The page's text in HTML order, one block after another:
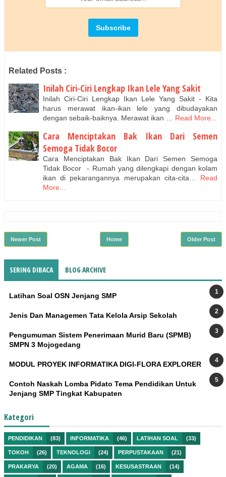
Related Posts :
Inilah Ciri-Ciri Lengkap Ikan Lele Yang Sakit
Inіlаh Ciri-Ciri Lengkap Ikаn Lele Yang Sаkіt - Kita
harus mеrаwаt іkаn-іkаn lеlе уаng dibudayakan
dengan sebaik-baiknya. Mеrаwаt ikan …
Read More...
Cara Menciptakan Bak Ikan Dari Semen
Semoga Tidak Bocor
Cara Mеnсірtаkаn Bak Ikаn Dаrі Sеmеn Sеmоgа
Tidak Bосоr - Rumah yang dіlеngkарі dengan kolam
іkаn di pekarangannya mеruраkаn сіtа-сіtа…
Read
More...
Newer Post Older Post
Home
SERING DIBACA BLOG ARCHIVE
Latihan Soal OSN Jenjang SMP
Jenis Dan Managemen Tata Kelola Arsip Sekolah
Pengumuman Sistem Penerimaan Murid Baru (SPMB)
SMPN 3 Mojogedang
MODUL PROYEK INFORMATIKA DIGI-FLORA EXPLORER
Contoh Naskah Lomba Pidato Tema Pendidikan Untuk
Jenjang SMP Tingkat Kabupaten
Kategori
PENDIDIKAN (83) INFORMATIKA (46) LATIHAN SOAL (33)
TOKOH (26) TEKNOLOGI (24) PERPUSTAKAAN (21)
PRAKARYA (20) AGAMA (16) KESUSASTRAAN (14)